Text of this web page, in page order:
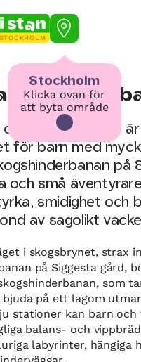
STOCKHOLM
Stockholm
Klicka ovan för
att byta område
kläng och
och parkourbanor
för barn med
på
och små
smidighet och
av sagolikt
i skogsbrynet, strax
på Siggesta gård,
som
på ett lagom
stationer kan barn och
balans- och
labyrinter, hängiga